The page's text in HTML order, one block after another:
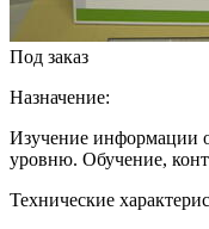
Под заказ
Назначение:
Изучение информации
уровню. Обучение,
Технические